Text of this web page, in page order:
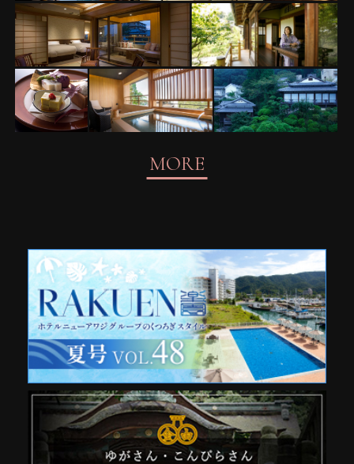
ジャズが流
れるラウン
ジ
【山翠閣】専有露天風呂付
和洋室A
【数寄屋造り離れ】泉
亭
豊かな自然
が育んだ旬
の食材を使
【山翠閣】専有露
天風呂付和洋室C
庭園内に佇む三つ
の数寄屋造り離れ
MORE